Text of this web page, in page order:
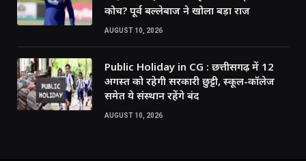
कोच? पूर्व बल्लेबाज ने खोला बड़ा राज
AUGUST 10, 2026
Public Holiday in CG : छत्तीसगढ़ में 12
अगस्त को रहेगी सरकारी छुट्टी, स्कूल-कॉलेज
समेत ये संस्थान रहेंगे बंद
AUGUST 10, 2026